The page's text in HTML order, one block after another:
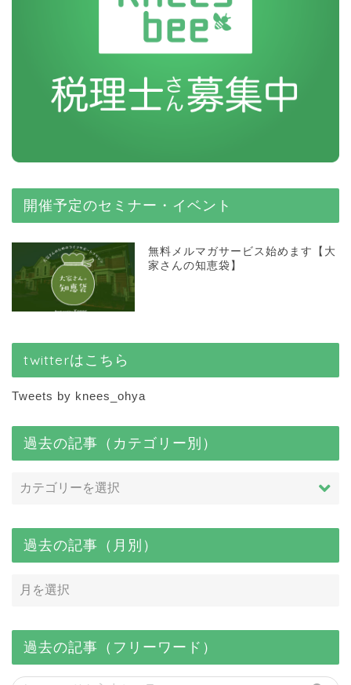
開催予定のセミナー・イベント
無料メルマガサービス始めます【大
家さんの知恵袋】
twitterはこちら
Tweets by knees_ohya
過去の記事（カテゴリー別）
過去の記事（月別）
過去の記事（フリーワード）